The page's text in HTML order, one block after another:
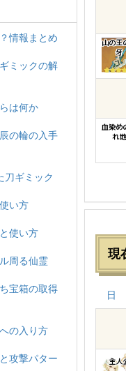
情報まとめ
ミックの解
は何か
の輪の入手
刀ギミック
い方
使い方
周る仙霊
宝箱の取得
の入り方
攻撃パター
山の王
牙
血染め
れ地
現
日
主人